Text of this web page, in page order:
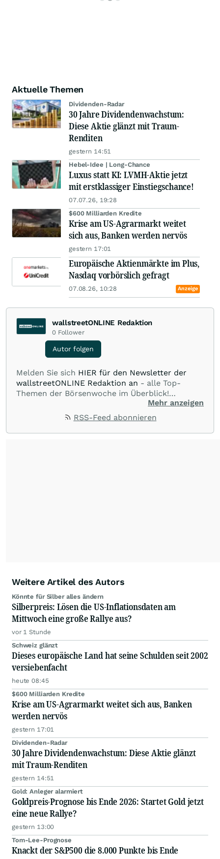
Aktuelle Themen
Dividenden-Radar
30 Jahre Dividendenwachstum:
Diese Aktie glänzt mit Traum-
Renditen
gestern 14:51
Hebel-Idee | Long-Chance
Luxus statt KI: LVMH-Aktie jetzt
mit erstklassiger Einstiegschance!
07.07.26, 19:28
$600 Milliarden Kredite
Krise am US-Agrarmarkt weitet
sich aus, Banken werden nervös
gestern 17:01
Europäische Aktienmärkte im Plus,
Nasdaq vorbörslich gefragt
07.08.26, 10:28 Anzeige
wallstreetONLINE Redaktion
0 Follower
Autor folgen
Melden Sie sich HIER für den Newsletter der
wallstreetONLINE Redaktion an - alle Top-
Themen der Börsenwoche im Überblick!
Verpassen Sie kein wichtiges Anleger-Thema!Für
Beiträge auf diesem journalistischen Channel ist
Redaktion verantwortlich. Die Fachjournalisten
Mehr anzeigen
RSS-Feed abonnieren
Weitere Artikel des Autors
Könnte für Silber alles ändern
Silberpreis: Lösen die US-Inflationsdaten am
Mittwoch eine große Rallye aus?
vor 1 Stunde
Schweiz glänzt
Dieses europäische Land hat seine Schulden seit 2002
versiebenfacht
heute 08:45
$600 Milliarden Kredite
Krise am US-Agrarmarkt weitet sich aus, Banken
werden nervös
gestern 17:01
Dividenden-Radar
30 Jahre Dividendenwachstum: Diese Aktie glänzt
mit Traum-Renditen
gestern 14:51
Gold: Anleger alarmiert
Goldpreis-Prognose bis Ende 2026: Startet Gold jetzt
eine neue Rallye?
gestern 13:00
Tom-Lee-Prognose
Knackt der S&P500 die 8.000 Punkte bis Ende